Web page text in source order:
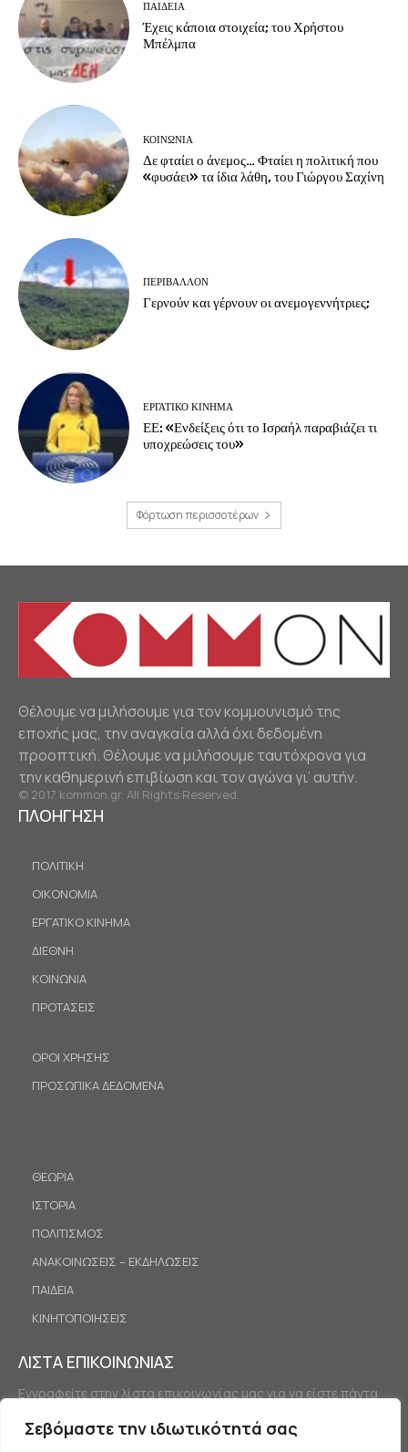
Σεβόμαστε την ιδιωτικότητά σας
ΠΑΙΔΕΙΑ
Έχεις κάποια στοιχεία; του Χρήστου
Μπέλμπα
ΚΟΙΝΩΝΙΑ
Δε φταίει ο άνεμος… Φταίει η πολιτική που
«φυσάει» τα ίδια λάθη, του Γιώργου Σαχίνη
ΠΕΡΙΒΆΛΛΟΝ
Γερνούν και γέρνουν οι ανεμογεννήτριες;
ΕΡΓΑΤΙΚΟ ΚΙΝΗΜΑ
ΕΕ: «Ενδείξεις ότι το Ισραήλ παραβιάζει τι
υποχρεώσεις του»
Φόρτωση περισσοτέρων
Θέλουμε να μιλήσουμε για τον κομμουνισμό της
εποχής μας, την αναγκαία αλλά όχι δεδομένη
προοπτική. Θέλουμε να μιλήσουμε ταυτόχρονα για
την καθημερινή επιβίωση και τον αγώνα γι’ αυτήν.
© 2017 kommon.gr. All Rights Reserved.
ΠΛΟΗΓΗΣΗ
ΠΟΛΙΤΙΚΗ
ΟΙΚΟΝΟΜΙΑ
ΕΡΓΑΤΙΚΟ ΚΙΝΗΜΑ
ΔΙΕΘΝΗ
ΚΟΙΝΩΝΙΑ
ΠΡΟΤΑΣΕΙΣ
ΟΡΟΙ ΧΡΗΣΗΣ
ΠΡΟΣΩΠΙΚΑ ΔΕΔΟΜΕΝΑ
ΘΕΩΡΙΑ
ΙΣΤΟΡΙΑ
ΠΟΛΙΤΙΣΜΟΣ
ΑΝΑΚΟΙΝΩΣΕΙΣ – ΕΚΔΗΛΩΣΕΙΣ
ΠΑΙΔΕΙΑ
ΚΙΝΗΤΟΠΟΙΗΣΕΙΣ
ΛΙΣΤΑ ΕΠΙΚΟΙΝΩΝΙΑΣ
Εγγραφείτε στην λίστα επικοινωνίας μας για να είστε πάντα